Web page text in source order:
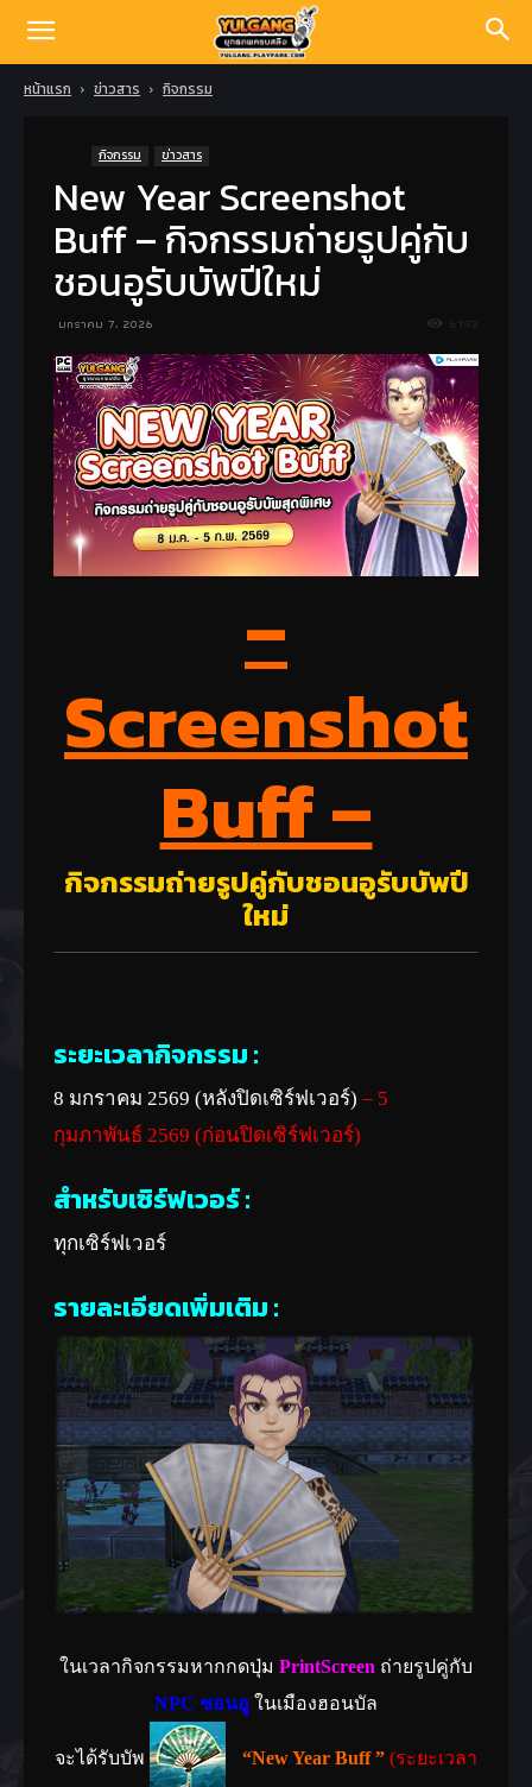
หน้าแรก ข่าวสาร กิจกรรม
กิจกรรม ข่าวสาร
New Year Screenshot
Buff – กิจกรรมถ่ายรูปคู่กับ
ชอนอูรับบัพปีใหม่
มกราคม 7, 2026 6192
–
Screenshot
Buff –
กิจกรรมถ่ายรูปคู่กับชอนอูรับบัพปี
ใหม่
ระยะเวลากิจกรรม :
8 มกราคม 2569 (หลังปิดเซิร์ฟเวอร์) – 5
กุมภาพันธ์ 2569 (ก่อนปิดเซิร์ฟเวอร์)
สำหรับเซิร์ฟเวอร์ :
ทุกเซิร์ฟเวอร์
รายละเอียดเพิ่มเติม :
ในเวลากิจกรรมหากกดปุ่ม PrintScreen ถ่ายรูปคู่กับ
NPC ชอนอู ในเมืองฮอนบัล
จะได้รับบัพ “New Year Buff ” (ระยะเวลา